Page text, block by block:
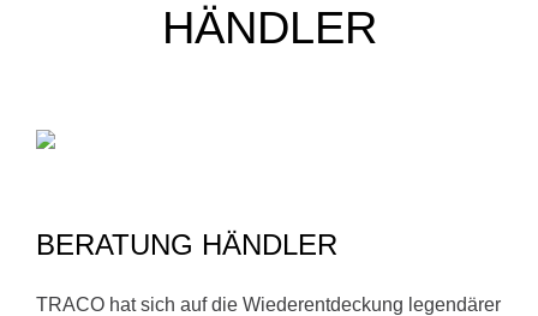
HÄNDLER
BERATUNG HÄNDLER
TRACO hat sich auf die Wiederentdeckung legendärer